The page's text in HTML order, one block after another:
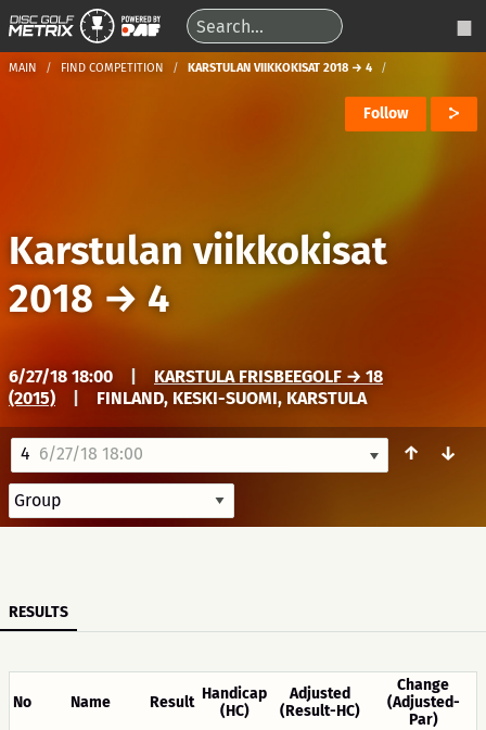
MAIN FIND COMPETITION KARSTULAN VIIKKOKISAT 2018 → 4
Follow
Karstulan viikkokisat
2018 → 4
6/27/18 18:00
KARSTULA FRISBEEGOLF → 18
(2015)
FINLAND, KESKI-SUOMI, KARSTULA
4 6/27/18 18:00 ↑ ↓
RESULTS
No Name Result Handicap
(HC)
Adjusted
(Result-HC)
Change
(Adjusted-
Par)